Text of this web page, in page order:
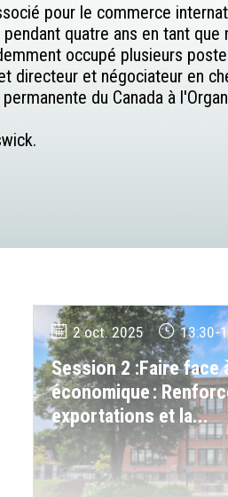
pour le commerce
quatre ans en tant
occupé plusieurs
directeur et négociateur en
du Canada à
2 oct. 2025 13:30-
Session 2 :Faire face
économique :
exportations et la...